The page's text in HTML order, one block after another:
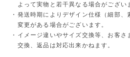
よって実物と若干異なる場合がござい
・発送時期によりデザイン仕様（細部、
変更がある場合がございます。
・イメージ違いやサイズ交換等、お客さ
交換、返品は対応出来かねます。